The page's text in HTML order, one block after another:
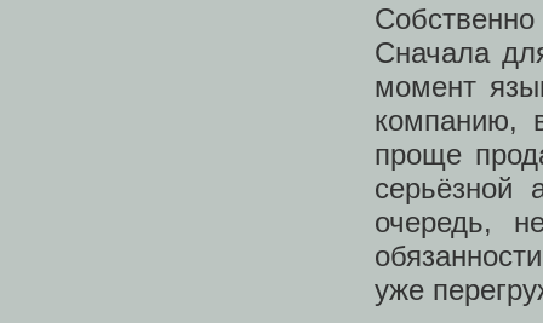
Сначала
момент
компанию,
проще
серьёзной
очередь,
уже